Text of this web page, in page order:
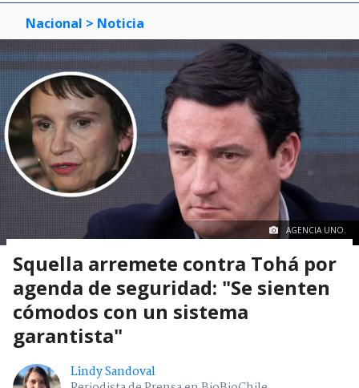
Nacional > Noticia
AGENCIA UNO.
Squella arremete contra Tohá por
agenda de seguridad: "Se sienten
cómodos con un sistema
garantista"
Lindy Sandoval